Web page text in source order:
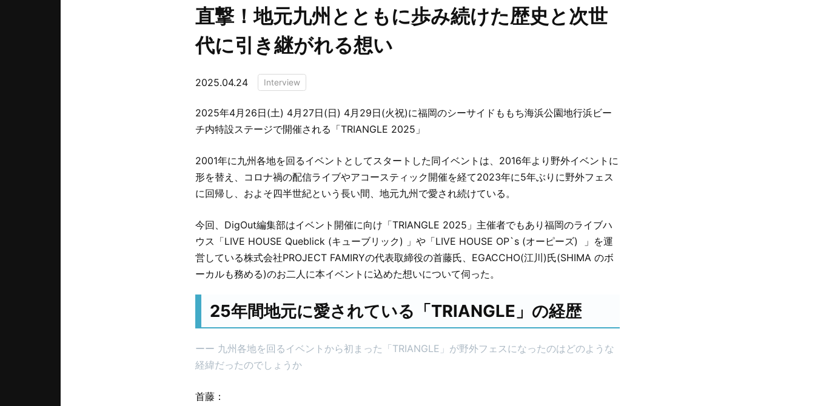
直撃！地元九州とともに歩み続けた歴史と次世
代に引き継がれる想い
2025.04.24 Interview
2025年4月26日(土) 4月27日(日) 4月29日(火祝)に福岡のシーサイドももち海浜公園地行浜ビー
チ内特設ステージで開催される「TRIANGLE 2025」
2001年に九州各地を回るイベントとしてスタートした同イベントは、2016年より野外イベントに
形を替え、コロナ禍の配信ライブやアコースティック開催を経て2023年に5年ぶりに野外フェス
に回帰し、およそ四半世紀という長い間、地元九州で愛され続けている。
今回、DigOut編集部はイベント開催に向け「TRIANGLE 2025」主催者でもあり福岡のライブハ
ウス「LIVE HOUSE Queblick (キューブリック) 」や「LIVE HOUSE OP`s (オーピーズ) 」を運
営している株式会社PROJECT FAMIRYの代表取締役の首藤氏、EGACCHO(江川)氏(SHIMA のボ
ーカルも務める)のお二人に本イベントに込めた想いについて伺った。
25年間地元に愛されている「TRIANGLE」の経歴
ーー 九州各地を回るイベントから初まった「TRIANGLE」が野外フェスになったのはどのような
経緯だったのでしょうか
首藤：